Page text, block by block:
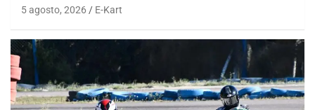
5 agosto, 2026 E-Kart